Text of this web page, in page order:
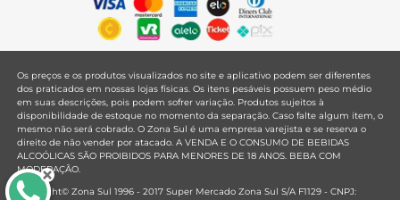
Os preços e os produtos visualizados no site e aplicativo podem ser diferentes
dos praticados em nossas lojas físicas. Os itens pesáveis possuem peso médio
em suas descrições, pois podem sofrer variação. Produtos sujeitos à
disponibilidade de estoque no momento da separação. Caso falte algum item, o
mesmo não será cobrado. O Zona Sul é uma empresa varejista e se reserva o
direito de não vender por atacado. A VENDA E O CONSUMO DE BEBIDAS
ALCOÓLICAS SÃO PROIBIDOS PARA MENORES DE 18 ANOS. BEBA COM
MODERAÇÃO.
Copyright© Zona Sul 1996 - 2017 Super Mercado Zona Sul S/A F1129 - CNPJ: